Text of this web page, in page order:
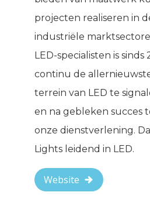
projecten realiseren in
industriële
LED-specialisten is
continu de
terrein van LED te
en na gebleken succes
onze dienstverlening.
Lights leidend in LED.
Website